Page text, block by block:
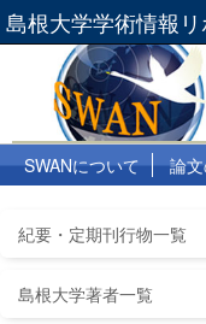
島根大学学術情報リ
SWANについて 論
紀要・定期刊行物一覧
島根大学著者一覧